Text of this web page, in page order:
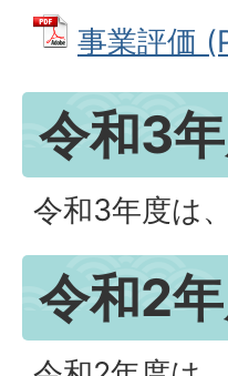
事業評価
令和3
令和3年度は
令和2